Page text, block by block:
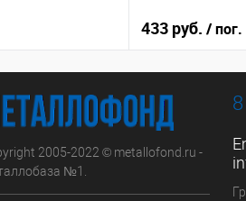
433 руб. /
2005-2022 © metallofond.ru -
№1.